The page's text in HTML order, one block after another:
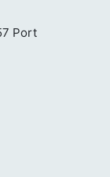
Port